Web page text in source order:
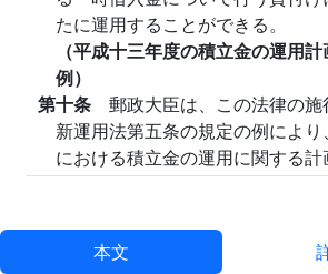
たに運用することができる。
（平成十三年度の積立金の運用
例）
第十条 郵政大臣は、この法律の施
新運用法第五条の規定の例によ
における積立金の運用に関する
とする。この場合において、同
審議会（以下「審議会」という。
は、「資金運用審議会」とする。
前項の規定により定められた計
本文